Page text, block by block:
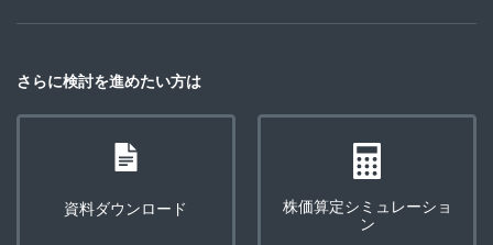
さらに検討を進めたい方は
資料ダウンロード
株価算定シミュレーショ
ン